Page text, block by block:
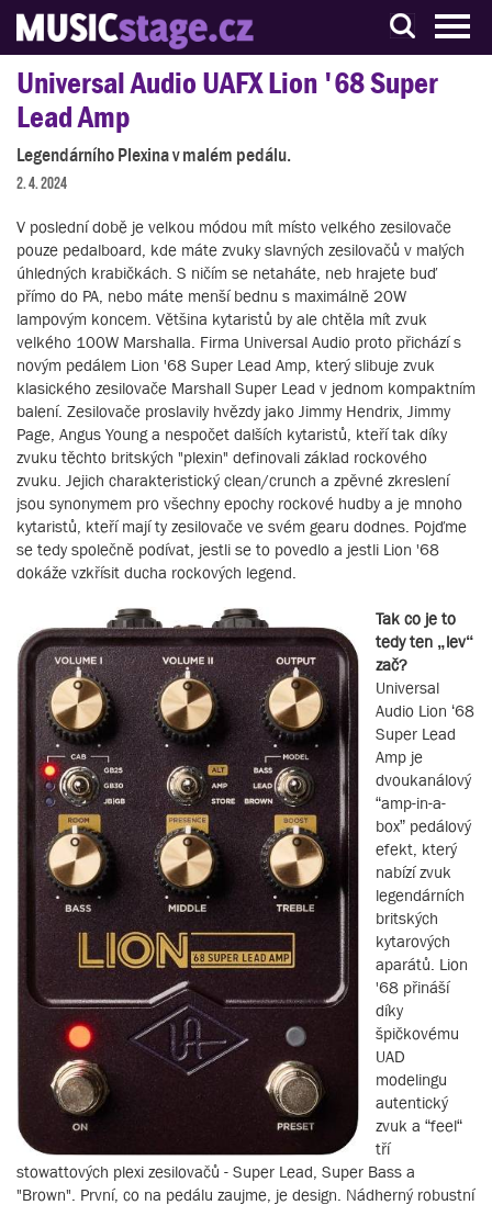
S muzikanty pro muzikanty
Universal Audio UAFX Lion '68 Super
Lead Amp
Legendárního Plexina v malém pedálu.
2. 4. 2024
V poslední době je velkou módou mít místo velkého zesilovače
pouze pedalboard, kde máte zvuky slavných zesilovačů v malých
úhledných krabičkách. S ničím se netaháte, neb hrajete buď
přímo do PA, nebo máte menší bednu s maximálně 20W
lampovým koncem. Většina kytaristů by ale chtěla mít zvuk
velkého 100W Marshalla. Firma Universal Audio proto přichází s
novým pedálem Lion '68 Super Lead Amp, který slibuje zvuk
klasického zesilovače Marshall Super Lead v jednom kompaktním
balení. Zesilovače proslavily hvězdy jako Jimmy Hendrix, Jimmy
Page, Angus Young a nespočet dalších kytaristů, kteří tak díky
zvuku těchto britských "plexin" definovali základ rockového
zvuku. Jejich charakteristický clean/crunch a zpěvné zkreslení
jsou synonymem pro všechny epochy rockové hudby a je mnoho
kytaristů, kteří mají ty zesilovače ve svém gearu dodnes. Pojďme
se tedy společně podívat, jestli se to povedlo a jestli Lion '68
dokáže vzkřísit ducha rockových legend.
Tak co je to
tedy ten „lev“
zač?
Universal
Audio Lion ‘68
Super Lead
Amp je
dvoukanálový
“amp-in-a-
box” pedálový
efekt, který
nabízí zvuk
legendárních
britských
kytarových
aparátů. Lion
'68 přináší
díky
špičkovému
UAD
modelingu
autentický
zvuk a “feel“
tří
stowattových plexi zesilovačů - Super Lead, Super Bass a
"Brown". První, co na pedálu zaujme, je design. Nádherný robustní